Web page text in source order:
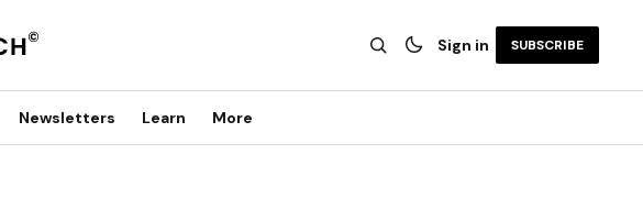
Sign in SUBSCRIBE
Newsletters Learn More